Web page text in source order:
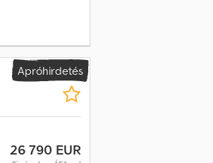
Apróhirdetés
26 790 EUR